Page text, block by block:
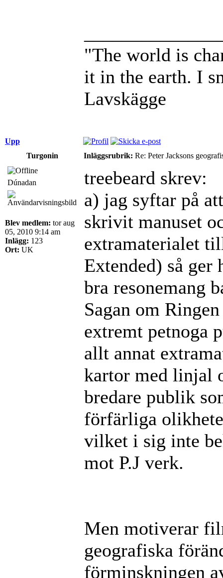
"The world is
it in the earth. I
Lavskägge
Upp
Turgonin
Inläggsrubrik: Re: Peter Jacksons
Dúnadan
Blev medlem: tor aug
05, 2010 9:14 am
Inlägg: 123
Ort: UK
treebeard skrev:
a) jag syftar på
skrivit manuset
extramaterialet
Extended) så ger
bra resonemang
Sagan om
extremt petnoga
allt annat
kartor med linjal
bredare publik
förfärliga
vilket i sig inte
mot P.J verk.
Men motiverar
geografiska
förminskningen